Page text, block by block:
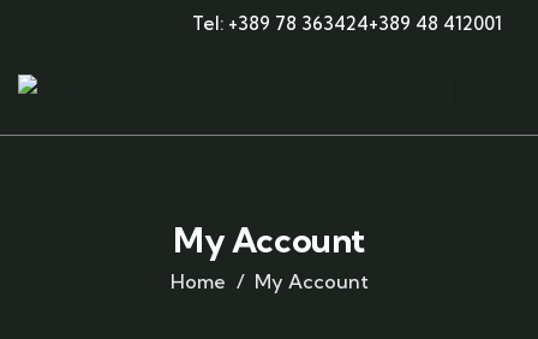
Tel: +389 78 363424+389 48 412001
My Account
Home My Account